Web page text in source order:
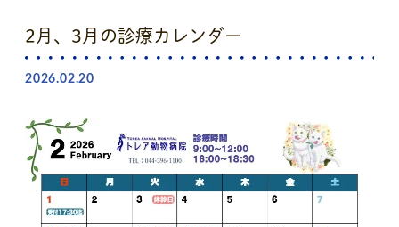
2月、3月の診療カレンダー
2026.02.20